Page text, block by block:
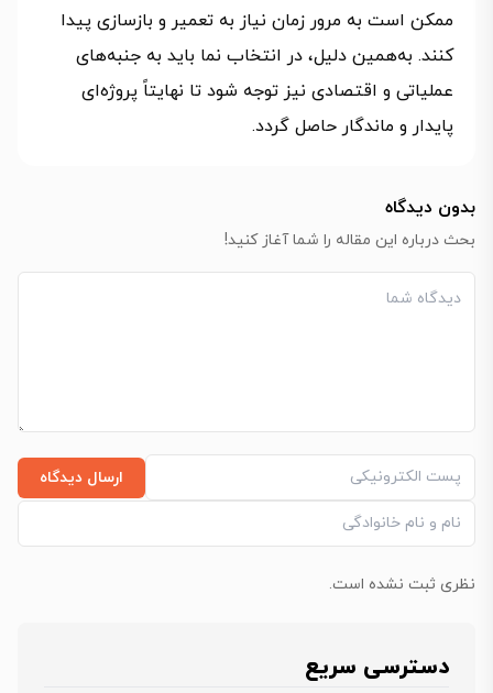
ممکن است به مرور زمان نیاز به تعمیر و بازسازی پیدا
کنند. به‌همین دلیل، در انتخاب نما باید به جنبه‌های
عملیاتی و اقتصادی نیز توجه شود تا نهایتاً پروژه‌ای
پایدار و ماندگار حاصل گردد.
بدون دیدگاه
بحث درباره این مقاله را شما آغاز کنید!
ارسال دیدگاه
نظری ثبت نشده است.
دسترسی سریع